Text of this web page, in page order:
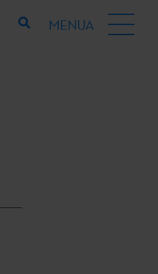
MENUA